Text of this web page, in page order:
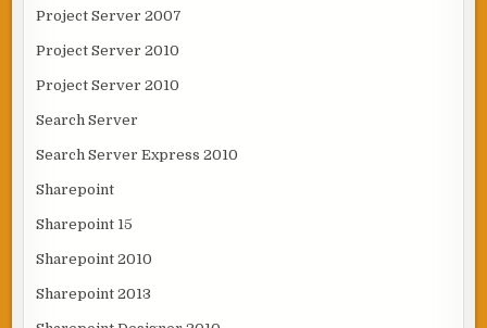
Project Server 2007
Project Server 2010
Project Server 2010
Search Server
Search Server Express 2010
Sharepoint
Sharepoint 15
Sharepoint 2010
Sharepoint 2013